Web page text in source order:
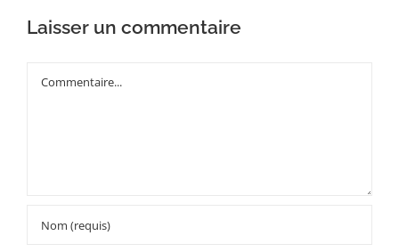
Laisser un commentaire
Commentaire